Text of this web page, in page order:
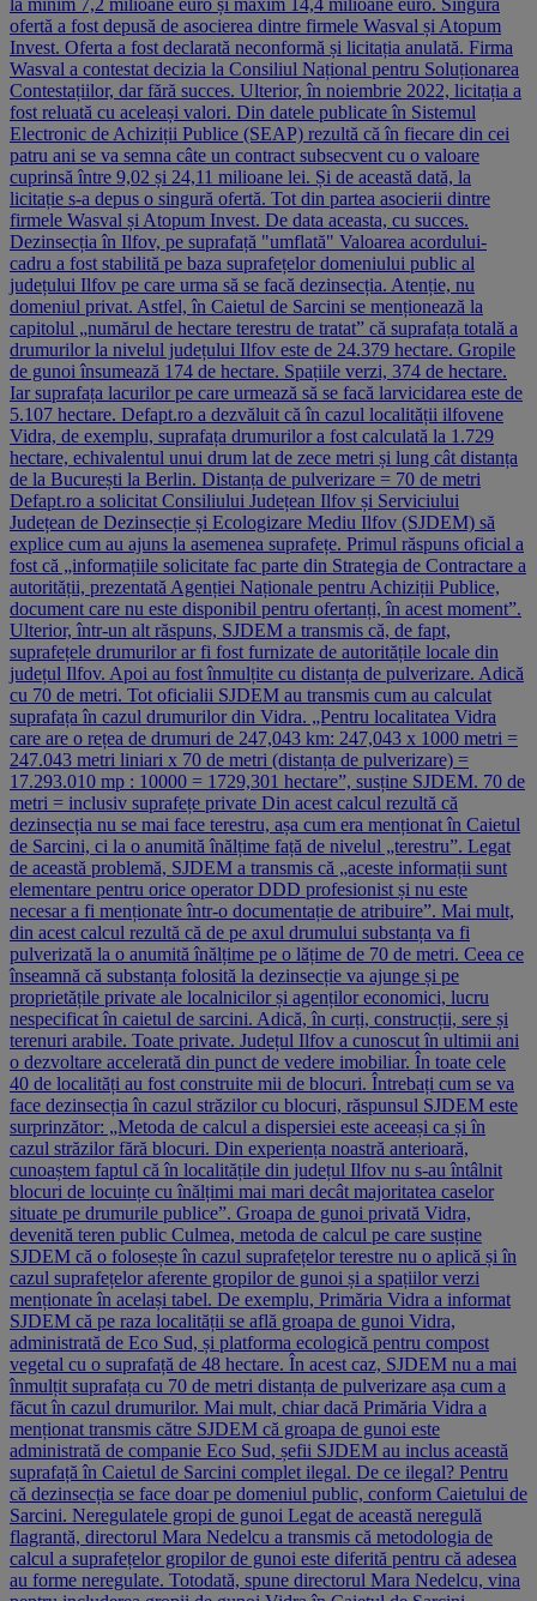
ofertă a fost depusă de asocierea dintre firmele Wasval și Atopum
Invest. Oferta a fost declarată neconformă și licitația anulată. Firma
Wasval a contestat decizia la Consiliul Național pentru Soluționarea
Contestațiilor, dar fără succes. Ulterior, în noiembrie 2022, licitația a
fost reluată cu aceleași valori. Din datele publicate în Sistemul
Electronic de Achiziții Publice (SEAP) rezultă că în fiecare din cei
patru ani se va semna câte un contract subsecvent cu o valoare
cuprinsă între 9,02 și 24,11 milioane lei. Și de această dată, la
licitație s-a depus o singură ofertă. Tot din partea asocierii dintre
firmele Wasval și Atopum Invest. De data aceasta, cu succes.
Dezinsecția în Ilfov, pe suprafață "umflată" Valoarea acordului-
cadru a fost stabilită pe baza suprafețelor domeniului public al
județului Ilfov pe care urma să se facă dezinsecția. Atenție, nu
domeniul privat. Astfel, în Caietul de Sarcini se menționează la
capitolul „numărul de hectare terestru de tratat” că suprafața totală a
drumurilor la nivelul județului Ilfov este de 24.379 hectare. Gropile
de gunoi însumează 174 de hectare. Spațiile verzi, 374 de hectare.
Iar suprafața lacurilor pe care urmează să se facă larvicidarea este de
5.107 hectare. Defapt.ro a dezvăluit că în cazul localității ilfovene
Vidra, de exemplu, suprafața drumurilor a fost calculată la 1.729
hectare, echivalentul unui drum lat de zece metri și lung cât distanța
de la București la Berlin. Distanța de pulverizare = 70 de metri
Defapt.ro a solicitat Consiliului Județean Ilfov și Serviciului
Județean de Dezinsecție și Ecologizare Mediu Ilfov (SJDEM) să
explice cum au ajuns la asemenea suprafețe. Primul răspuns oficial a
fost că „informațiile solicitate fac parte din Strategia de Contractare a
autorității, prezentată Agenției Naționale pentru Achiziții Publice,
document care nu este disponibil pentru ofertanți, în acest moment”.
Ulterior, într-un alt răspuns, SJDEM a transmis că, de fapt,
suprafețele drumurilor ar fi fost furnizate de autoritățile locale din
județul Ilfov. Apoi au fost înmulțite cu distanța de pulverizare. Adică
cu 70 de metri. Tot oficialii SJDEM au transmis cum au calculat
suprafața în cazul drumurilor din Vidra. „Pentru localitatea Vidra
care are o rețea de drumuri de 247,043 km: 247,043 x 1000 metri =
247.043 metri liniari x 70 de metri (distanța de pulverizare) =
17.293.010 mp : 10000 = 1729,301 hectare”, susține SJDEM. 70 de
metri = inclusiv suprafețe private Din acest calcul rezultă că
dezinsecția nu se mai face terestru, așa cum era menționat în Caietul
de Sarcini, ci la o anumită înălțime față de nivelul „terestru”. Legat
de această problemă, SJDEM a transmis că „aceste informații sunt
elementare pentru orice operator DDD profesionist și nu este
necesar a fi menționate într-o documentație de atribuire”. Mai mult,
din acest calcul rezultă că de pe axul drumului substanța va fi
pulverizată la o anumită înălțime pe o lățime de 70 de metri. Ceea ce
înseamnă că substanța folosită la dezinsecție va ajunge și pe
proprietățile private ale localnicilor și agenților economici, lucru
nespecificat în caietul de sarcini. Adică, în curți, construcții, sere și
terenuri arabile. Toate private. Județul Ilfov a cunoscut în ultimii ani
o dezvoltare accelerată din punct de vedere imobiliar. În toate cele
40 de localități au fost construite mii de blocuri. Întrebați cum se va
face dezinsecția în cazul străzilor cu blocuri, răspunsul SJDEM este
surprinzător: „Metoda de calcul a dispersiei este aceeași ca și în
cazul străzilor fără blocuri. Din experiența noastră anterioară,
cunoaștem faptul că în localitățile din județul Ilfov nu s-au întâlnit
blocuri de locuințe cu înălțimi mai mari decât majoritatea caselor
situate pe drumurile publice”. Groapa de gunoi privată Vidra,
devenită teren public Culmea, metoda de calcul pe care susține
SJDEM că o folosește în cazul suprafețelor terestre nu o aplică și în
cazul suprafețelor aferente gropilor de gunoi și a spațiilor verzi
menționate în același tabel. De exemplu, Primăria Vidra a informat
SJDEM că pe raza localității se află groapa de gunoi Vidra,
administrată de Eco Sud, și platforma ecologică pentru compost
vegetal cu o suprafață de 48 hectare. În acest caz, SJDEM nu a mai
înmulțit suprafața cu 70 de metri distanța de pulverizare așa cum a
făcut în cazul drumurilor. Mai mult, chiar dacă Primăria Vidra a
menționat transmis către SJDEM că groapa de gunoi este
administrată de companie Eco Sud, șefii SJDEM au inclus această
suprafață în Caietul de Sarcini complet ilegal. De ce ilegal? Pentru
că dezinsecția se face doar pe domeniul public, conform Caietului de
Sarcini. Neregulatele gropi de gunoi Legat de această neregulă
flagrantă, directorul Mara Nedelcu a transmis că metodologia de
calcul a suprafețelor gropilor de gunoi este diferită pentru că adesea
au forme neregulate. Totodată, spune directorul Mara Nedelcu, vina